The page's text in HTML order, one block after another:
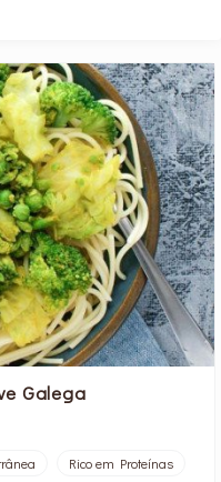
Galega
Rico em Proteínas